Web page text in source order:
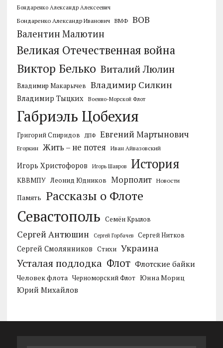
Бондаренко Александр Алексеевич
Бондаренко Александр Иванович ВМФ ВОВ
Валентин Малютин
Великая Отечественная война
Виктор Белько Виталий Люлин
Владимир Макарычев Владимир Силкин
Владимир Тыцких Военно-Морской Флот
Габриэль Цобехия
Григорий Спиридов ДПФ Евгений Мартынович
Егоркин Жить – не потея Иван Айвазовский
Игорь Христофоров Игорь Шавров История
КВВМПУ Леонид Юдников Морполит Новости
Память Рассказы о Флоте
Севастополь Семён Крылов
Сергей Антюшин Сергей Горбачев Сергей Нитков
Сергей Смолянников Стихи Украина
Усталая подлодка Флот Флотские байки
Человек флота Черноморский Флот Юнна Мориц
Юрий Михайлов